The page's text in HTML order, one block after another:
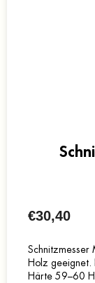
€30,40
Schnitzmesser
Holz geeignet.
Härte 59–60